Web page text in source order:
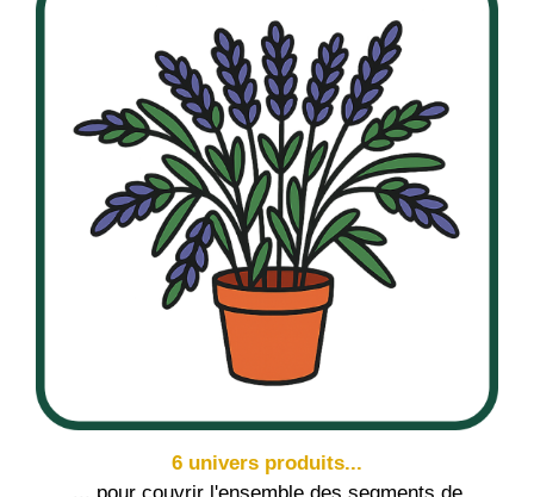
6 univers produits...
... pour couvrir l'ensemble des segments de